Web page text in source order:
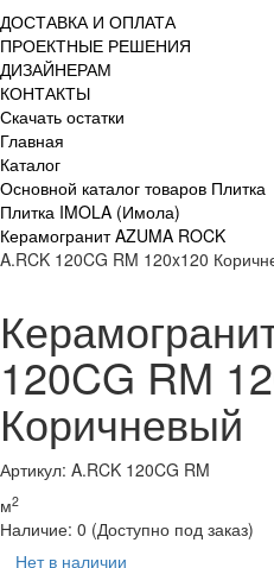
ДОСТАВКА И ОПЛАТА
ПРОЕКТНЫЕ РЕШЕНИЯ
ДИЗАЙНЕРАМ
КОНТАКТЫ
Скачать остатки
Главная
Каталог
Основной каталог товаров Плитка
Плитка IMOLA (Имола)
Керамогранит AZUMA ROCK
A.RCK 120CG RM 120x120
120CG RM
Коричневый
Артикул: A.RCK 120CG RM
м2
Наличие: 0 (Доступно под заказ)
Нет в наличии